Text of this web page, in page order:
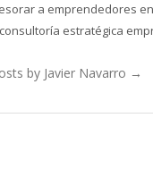
a emprendedores
estratégica
by Javier Navarro →